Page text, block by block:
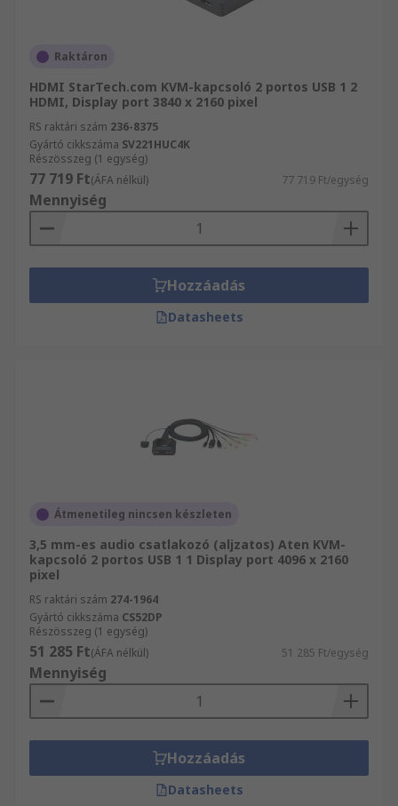
Raktáron
HDMI StarTech.com KVM-kapcsoló 2 portos USB 1 2
HDMI, Display port 3840 x 2160 pixel
RS raktári szám 236-8375
Gyártó cikkszáma SV221HUC4K
Részösszeg (1 egység)
77 719 Ft(ÁFA nélkül) 77 719 Ft/egység
Mennyiség
Hozzáadás
Datasheets
Átmenetileg nincsen készleten
3,5 mm-es audio csatlakozó (aljzatos) Aten KVM-
kapcsoló 2 portos USB 1 1 Display port 4096 x 2160
pixel
RS raktári szám 274-1964
Gyártó cikkszáma CS52DP
Részösszeg (1 egység)
51 285 Ft(ÁFA nélkül) 51 285 Ft/egység
Mennyiség
Hozzáadás
Datasheets